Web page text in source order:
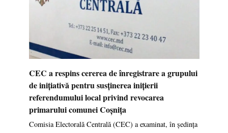
CEC a respins cererea de înregistrare a grupului
de inițiativă pentru susținerea inițierii
referendumului local privind revocarea
primarului comunei Coșnița
Comisia Electorală Centrală (CEC) a examinat, în ședința